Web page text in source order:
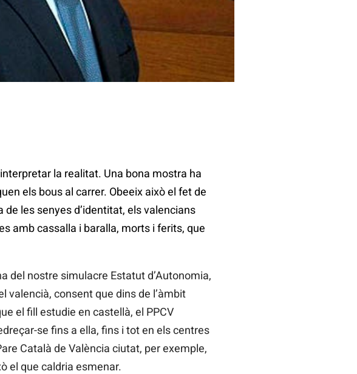
la realitat. Una bona mostra ha
els bous al carrer. Obeeix això el fet de
les senyes d’identitat, els valencians
amb cassalla i baralla, morts i ferits, que
del nostre simulacre Estatut d’Autonomia,
valencià, consent que dins de l’àmbit
el fill estudie en castellà, el PPCV
se fins a ella, fins i tot en els centres
Català de València ciutat, per exemple,
el que caldria esmenar.